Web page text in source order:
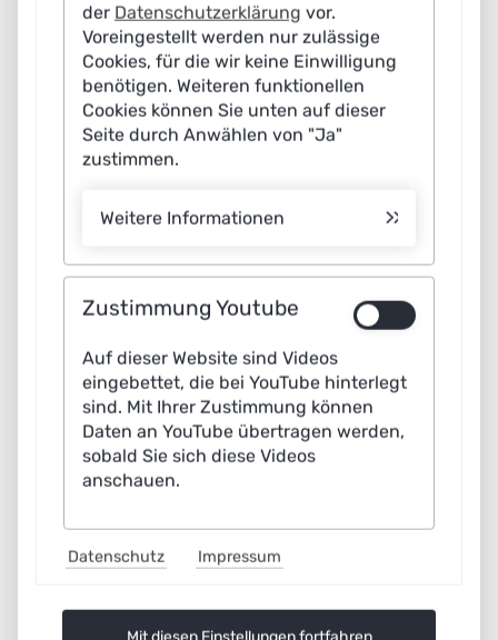
Beratung beteiligt. Anbausysteme werden so als
Zusammenspiel von innovativen ackerbautechnischen
und weiteren technischen Maßnahmen (z.B. Sensorik,
Robotik) entwickelt. Zukünftig könne Phoenix auch im
Sinne des Naturschutzes weiterentwickelt werden, so
Prof. Dr. Enno Bahrs von der Universität Hohenheim, der
Forschergruppen Anwendungen, die mittels KI „gute“
von „schlechter“ Begleitflora mit dazugehöriger Fauna
Bedarf erhalten und bietet einen besseren Lebensraum
für Insekten.
Chancen der Technologie sehen die Hohenheimer
Wissenschaftlerinnen und Wissenschaftler für alle
Landbauarten. Ein Ackerbausystem wie NOcsPS könne
Düngungsstrategien und veränderten Fruchtfolgen
inspirieren. Landwirtschaft 4.0 ohne chemisch-
der Datenschutzerklärung vor.
Voreingestellt werden nur zulässige
Cookies, für die wir keine Einwilligung
benötigen. Weiteren funktionellen
Cookies können Sie unten auf dieser
Seite durch Anwählen von "Ja"
zustimmen.
Weitere Informationen
Zustimmung Youtube
Auf dieser Website sind Videos
eingebettet, die bei YouTube hinterlegt
sind. Mit Ihrer Zustimmung können
Daten an YouTube übertragen werden,
sobald Sie sich diese Videos
anschauen.
Datenschutz Impressum